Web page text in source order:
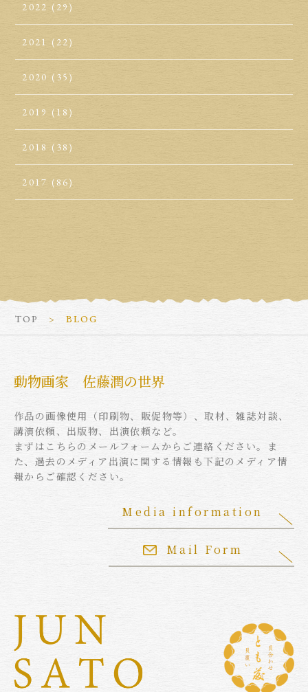
2022 (29)
2021 (22)
2020 (35)
2019 (18)
2018 (38)
2017 (86)
TOP BLOG
動物画家 佐藤潤の世界
作品の画像使用（印刷物、販促物等）、取材、雑誌対談、
講演依頼、出版物、出演依頼など。
まずはこちらのメールフォームからご連絡ください。ま
た、過去のメディア出演に関する情報も下記のメディア情
報からご確認ください。
Mail Form
Media information